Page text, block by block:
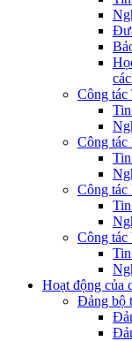
Công
Công tác
Công
Công tác
Hoạt động của
Đảng bộ